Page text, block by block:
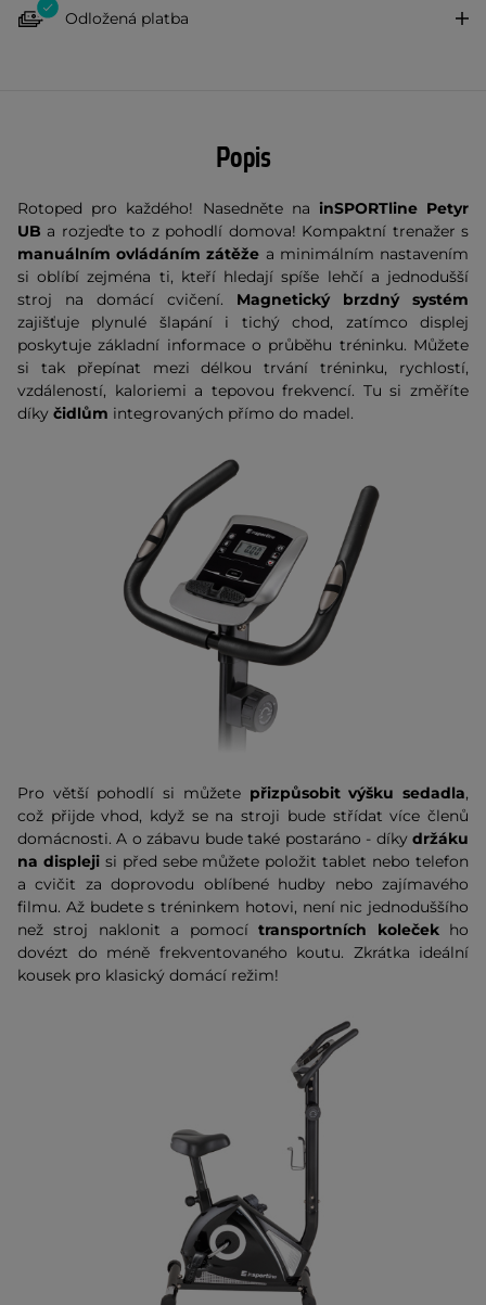
Odložená platba
Popis
Rotoped pro každého! Nasedněte na inSPORTline Petyr
UB a rozjeďte to z pohodlí domova! Kompaktní trenažer s
manuálním ovládáním zátěže a minimálním nastavením
si oblíbí zejména ti, kteří hledají spíše lehčí a jednodušší
stroj na domácí cvičení. Magnetický brzdný systém
zajišťuje plynulé šlapání i tichý chod, zatímco displej
poskytuje základní informace o průběhu tréninku. Můžete
si tak přepínat mezi délkou trvání tréninku, rychlostí,
vzdáleností, kaloriemi a tepovou frekvencí. Tu si změříte
díky čidlům integrovaných přímo do madel.
Pro větší pohodlí si můžete přizpůsobit výšku sedadla,
což přijde vhod, když se na stroji bude střídat více členů
domácnosti. A o zábavu bude také postaráno - díky držáku
na displejisi před sebe můžete položit tablet nebo telefon
a cvičit za doprovodu oblíbené hudby nebo zajímavého
filmu. Až budete s tréninkem hotovi, není nic jednoduššího
než stroj naklonit a pomocítransportních koleček ho
dovézt do méně frekventovaného koutu. Zkrátka ideální
kousek pro klasický domácí režim!